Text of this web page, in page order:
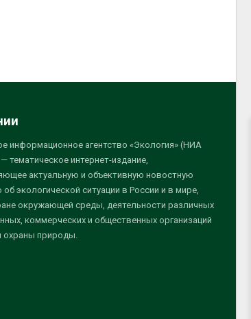
информационное агентство «Экология» (НИА
тематическое интернет-издание,
актуальную и объективную новостную
экологической ситуации в России и в мире,
окружающей среды, деятельности различных
коммерческих и общественных организаций
охраны природы.